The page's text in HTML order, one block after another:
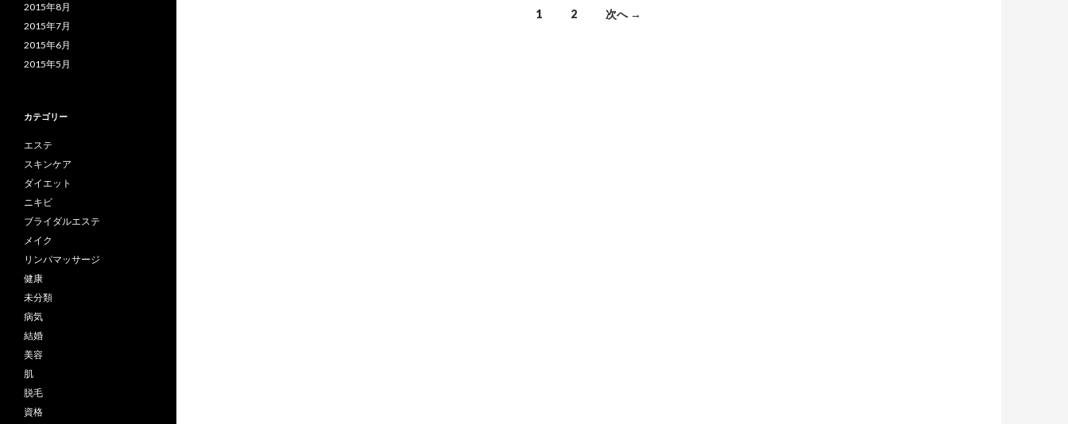
1 2 次へ →
2015年8月
2015年7月
2015年6月
2015年5月
カテゴリー
エステ
スキンケア
ダイエット
ニキビ
ブライダルエステ
メイク
リンパマッサージ
健康
未分類
病気
結婚
美容
肌
脱毛
資格